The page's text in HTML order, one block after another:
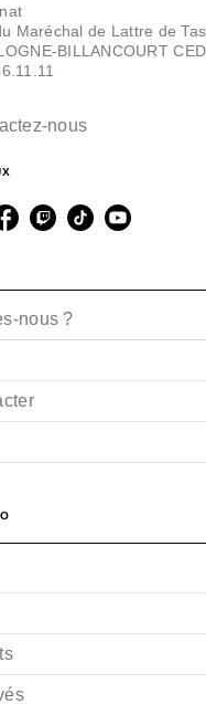
Maréchal de Lattre de
BILLANCOURT
nous
nous ?